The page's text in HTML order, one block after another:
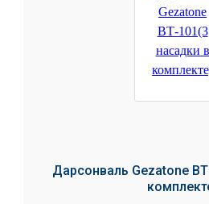
Дарсонваль Gezatone